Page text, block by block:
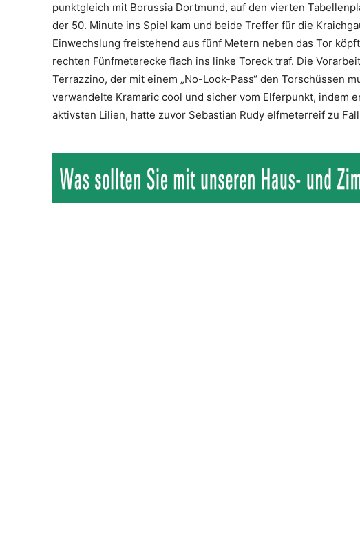
punktgleich mit Borussia Dortmund, auf den vierten
der 50. Minute ins Spiel kam und beide Treffer für die
Einwechslung freistehend aus fünf Metern neben das Tor
rechten Fünfmeterecke flach ins linke Toreck traf. Die
Terrazzino, der mit einem „No-Look-Pass“ den Torschüssen
verwandelte Kramaric cool und sicher vom Elferpunkt, indem
aktivsten Lilien, hatte zuvor Sebastian Rudy elfmeterreif zu